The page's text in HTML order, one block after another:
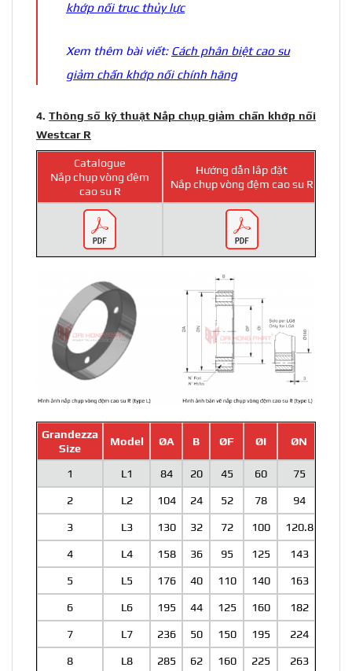
khớp nối trục thủy lực
Xem thêm bài viết: Cách phân biệt cao su
giảm chấn khớp nối chính hãng
4.Thông số kỹ thuật Nắp chụp giảm chấn khớp nối
Westcar R
Catalogue
Nắp chụp vòng đệm
cao su R
Hướng dẫn lắp đặt
Nắp chụp vòng đệm cao su R
Grandezza
Size
Model ØA B ØF ØI ØN
1 L1 84 20 45 60 75
2 L2 104 24 52 78 94
3 L3 130 32 72 100 120.8
4 L4 158 36 95 125 143
5 L5 176 40 110 140 163
6 L6 195 44 125 160 182
7 L7 236 50 150 195 224
8 L8 285 62 160 225 263